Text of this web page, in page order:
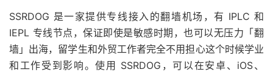
SSRDOG 是一家提供专线接入的翻墙机场，有 IPLC 和
IEPL 专线节点，保证即使是敏感时期，也可以无压力「翻
墙」出海，留学生和外贸工作者完全不用担心这个时候学业
和工作受到影响。使用 SSRDOG，可以在安卓、iOS、